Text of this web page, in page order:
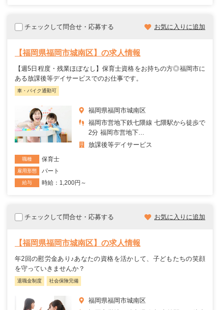
チェックして問合せ・応募する お気に入りに追加
【福岡県福岡市城南区】の求人情報
【週5日程度・残業ほぼなし】保育士資格をお持ちの方◎福岡市に
ある放課後等デイサービスでのお仕事です。
車・バイク通勤可
福岡県福岡市城南区
福岡市営地下鉄七隈線 七隈駅から徒歩で
2分 福岡市営地下...
放課後等デイサービス
職種 保育士
雇用形態 パート
給与 時給：1,200円～
チェックして問合せ・応募する お気に入りに追加
【福岡県福岡市城南区】の求人情報
年2回の慰労金あり♪あなたの資格を活かして、子どもたちの笑顔
を守っていきませんか？
退職金制度 社会保険完備
福岡県福岡市城南区